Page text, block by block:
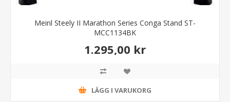
Meinl Steely II Marathon Series Conga Stand ST-
MCC1134BK
1.295,00 kr
LÄGG I VARUKORG